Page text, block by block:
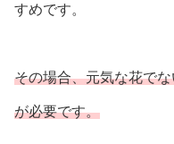
すめです。
その場合、元気な花で
が必要です。